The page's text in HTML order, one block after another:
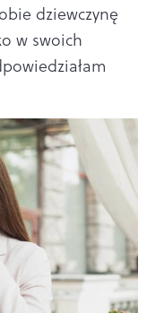
dziewczynę
w swoich